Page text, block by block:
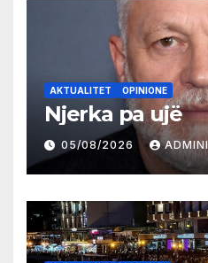
AKTUALITET OPINIONE
Njerka pa ujë
05/08/2026 ADMINI